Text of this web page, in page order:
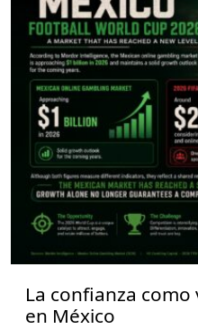
La confianza
en México